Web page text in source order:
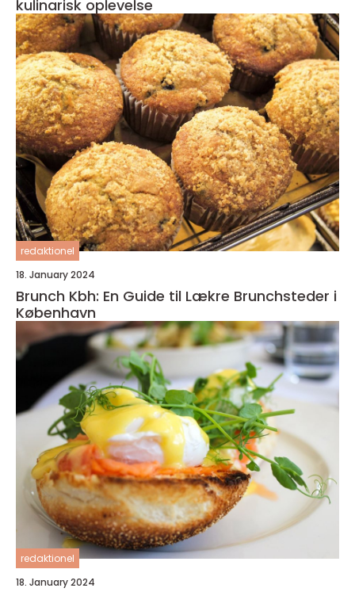
kulinarisk oplevelse
redaktionel
18. January 2024
Brunch Kbh: En Guide til Lækre Brunchsteder i
København
redaktionel
18. January 2024